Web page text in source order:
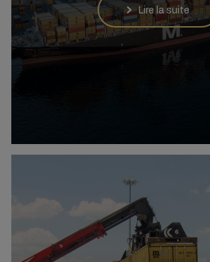
Lire la suite